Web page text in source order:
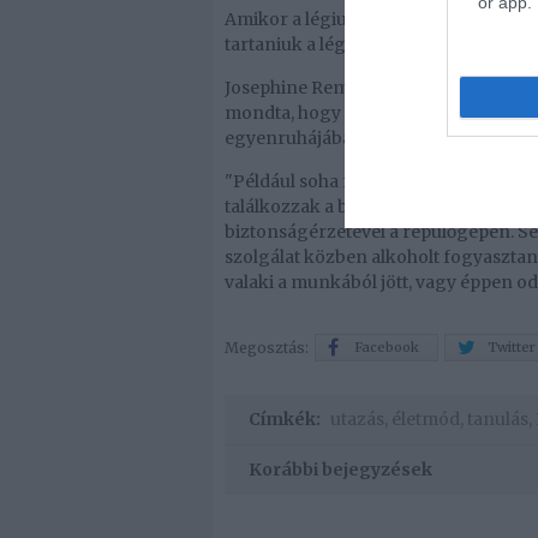
Amikor a légiutas-kísérők
tartaniuk a légitársaság irányelveit -
Josephine Remo, egy légiutas-
mondta, hogy nagyon odafigyel a
egyenruhájában van.
"Például soha nem innék alkoholt
találkozzak a barátaimmal" - mondta
biztonságérzetével a repülőgépen.
szolgálat közben alkoholt
valaki a munkából jött, vagy éppen
Megosztás: Facebook Twitter
Címkék: utazás életmód tanulás
Korábbi bejegyzések